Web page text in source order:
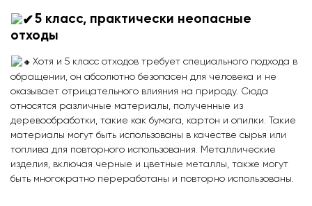
5 класс, практически неопасные
отходы
Хотя и 5 класс отходов требует специального подхода в
обращении, он абсолютно безопасен для человека и не
оказывает отрицательного влияния на природу. Сюда
относятся различные материалы, полученные из
деревообработки, такие как бумага, картон и опилки. Такие
материалы могут быть использованы в качестве сырья или
топлива для повторного использования. Металлические
изделия, включая черные и цветные металлы, также могут
быть многократно переработаны и повторно использованы.